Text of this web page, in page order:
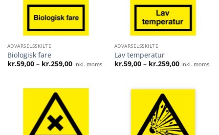
ADVARSELSSKILTE
Biologisk fare
kr.59,00 – kr.259,00Prisinterval:
kr.59,00
inkl. moms
ADVARSELSSKILTE
Lav temperatur
kr.59,00 – kr.259,00Prisinterval:
kr.59,00
inkl. moms